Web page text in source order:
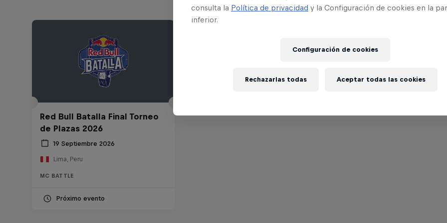
Red Bull Batalla Final Torneo
de Plazas 2026
19 Septiembre 2026
Lima, Peru
MC BATTLE
Próximo evento
consulta la Política de privacidad y la Configuración de cookies en la
inferior.
Configuración de cookies
Rechazarlas todas Aceptar todas las cookies